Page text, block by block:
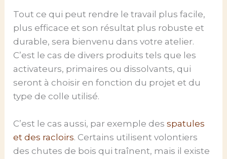
Tout ce qui peut rendre le travail plus facile,
plus efficace et son résultat plus robuste et
durable, sera bienvenu dans votre atelier.
C’est le cas de divers produits tels que les
activateurs, primaires ou dissolvants, qui
seront à choisir en fonction du projet et du
type de colle utilisé.
C’est le cas aussi, par exemple desspatules
et des racloirs. Certains utilisent volontiers
des chutes de bois qui traînent, mais il existe